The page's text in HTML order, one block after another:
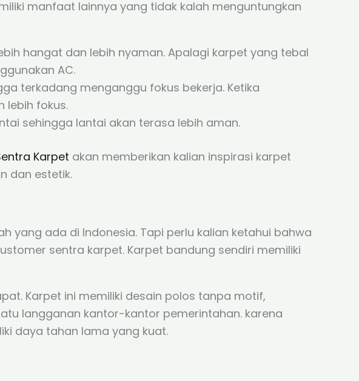
manfaat lainnya yang tidak kalah menguntungkan
hangat dan lebih nyaman. Apalagi karpet yang tebal
AC.
terkadang menganggu fokus bekerja. Ketika
lebih fokus.
sehingga lantai akan terasa lebih aman.
Karpet akan memberikan kalian inspirasi karpet
dan estetik.
yang ada di Indonesia. Tapi perlu kalian ketahui bahwa
sentra karpet. Karpet bandung sendiri memiliki
Karpet ini memiliki desain polos tanpa motif,
langganan kantor-kantor pemerintahan. karena
daya tahan lama yang kuat.